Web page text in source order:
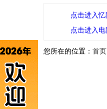
点击进入
点击进入
您所在的位置： 首页